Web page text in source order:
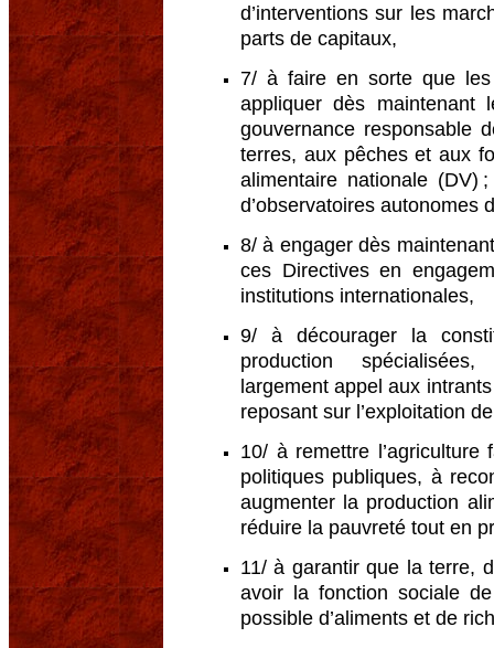
d’interventions sur les
parts de capitaux,
7/ à faire en sorte que les
appliquer dès maintenant
gouvernance responsable
terres, aux pêches et aux
alimentaire nationale
d’observatoires autonomes
8/ à engager dès
ces Directives en
institutions internationales,
9/ à décourager la
production
largement appel aux
reposant sur l’exploitation
10/ à remettre
politiques publiques, à
augmenter la production
réduire la pauvreté tout en
11/ à garantir que la terre,
avoir la fonction sociale
possible d’aliments et de